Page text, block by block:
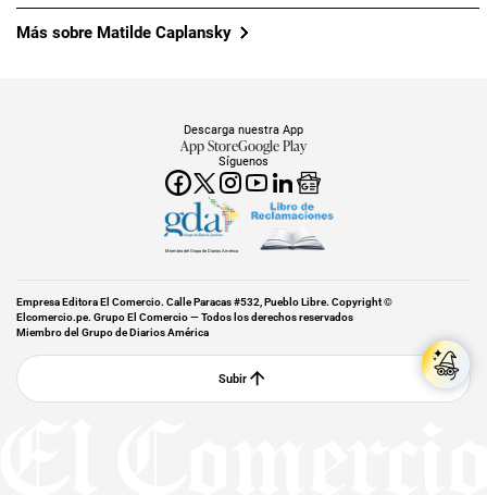
Más sobre Matilde Caplansky
Síguenos
Descarga nuestra App
App StoreGoogle Play
Miembro del Grupo de Diarios América
Empresa Editora El Comercio. Calle Paracas #532, Pueblo Libre. Copyright ©
Elcomercio.pe. Grupo El Comercio — Todos los derechos reservados
Miembro del Grupo de Diarios América
Subir